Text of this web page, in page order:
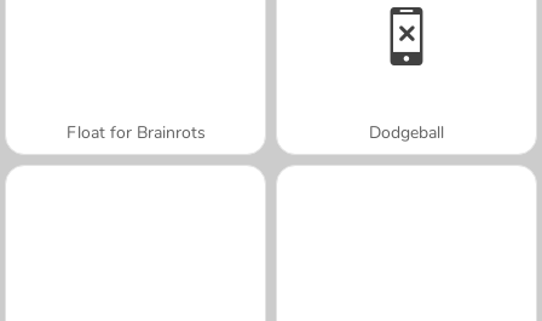
Float for Brainrots Dodgeball